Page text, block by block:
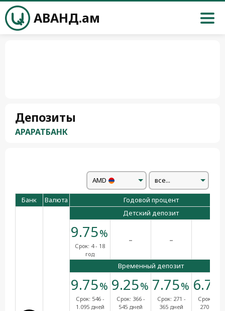
АВАНД.ам
Депозиты
АРАРАТБАНК
все...
AMD
Банк Валюта Годовой процент
Детский депозит
9.75%
Срок: 4 - 18
год
- -
Временный депозит
9.75%
Срок: 546 -
1.095 дней
9.25%
Срок: 366 -
545 дней
7.75%
Срок: 271 -
365 дней
6.75
Срок:
270 дней